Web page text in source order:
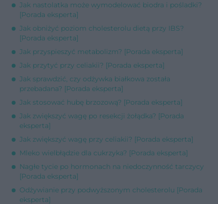
Jak nastolatka może wymodelować biodra i pośladki?
[Porada eksperta]
Jak obniżyć poziom cholesterolu dietą przy IBS?
[Porada eksperta]
Jak przyspieszyć metabolizm? [Porada eksperta]
Jak przytyć przy celiakii? [Porada eksperta]
Jak sprawdzić, czy odżywka białkowa została
przebadana? [Porada eksperta]
Jak stosować hubę brzozową? [Porada eksperta]
Jak zwiększyć wagę po resekcji żołądka? [Porada
eksperta]
Jak zwiększyć wagę przy celiakii? [Porada eksperta]
Mleko wielbłądzie dla cukrzyka? [Porada eksperta]
Nagłe tycie po hormonach na niedoczynność tarczycy
[Porada eksperta]
Odżywianie przy podwyższonym cholesterolu [Porada
eksperta]